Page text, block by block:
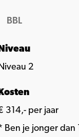
BBL
Niveau
Niveau 2
Kosten
314,- per jaar
Ben je jonger dan